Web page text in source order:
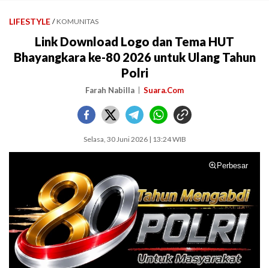
LIFESTYLE / KOMUNITAS
Link Download Logo dan Tema HUT
Bhayangkara ke-80 2026 untuk Ulang Tahun
Polri
Farah Nabilla Suara.Com
Selasa, 30 Juni 2026 | 13:24 WIB
Perbesar